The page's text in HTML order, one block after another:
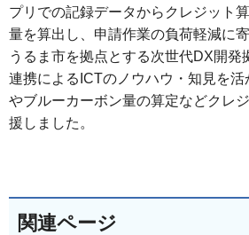
プリでの記録データからクレジット
量を算出し、申請作業の負荷軽減に
うるま市を拠点とする次世代DX開発
連携によるICTのノウハウ・知見を活
やブルーカーボン量の算定などクレ
援しました。
関連ページ